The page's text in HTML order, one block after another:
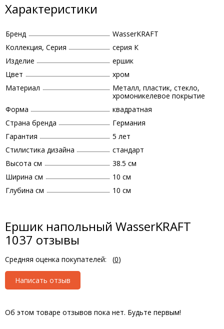
Характеристики
Бренд
WasserKRAFT
Коллекция, Серия
серия К
Изделие
ершик
Цвет
хром
Материал
Металл, пластик, стекло,
хромоникелевое покрытие
Форма
квадратная
Страна бренда
Германия
Гарантия
5 лет
Стилистика дизайна
стандарт
Высота см
38.5 см
Ширина см
10 см
Глубина см
10 см
Ершик напольный WasserKRAFT
1037 отзывы
Средняя оценка покупателей: (0)
Написать отзыв
Об этом товаре отзывов пока нет. Будьте первым!